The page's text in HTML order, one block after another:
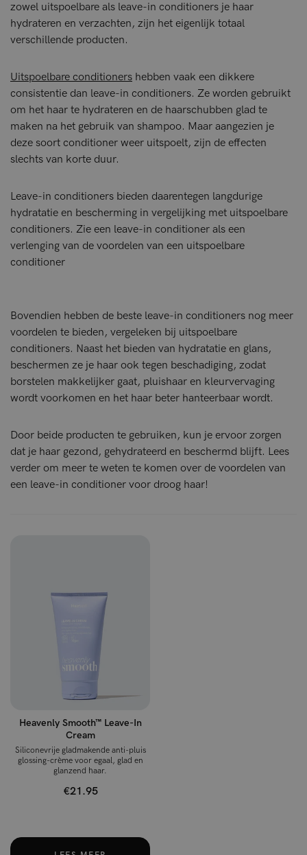
zowel uitspoelbare als leave-in conditioners je haar
hydrateren en verzachten, zijn het eigenlijk totaal
verschillende producten.
Uitspoelbare conditioners hebben vaak een dikkere
consistentie dan leave-in conditioners. Ze worden gebruikt
om het haar te hydrateren en de haarschubben glad te
maken na het gebruik van shampoo. Maar aangezien je
deze soort conditioner weer uitspoelt, zijn de effecten
slechts van korte duur.
Leave-in conditioners bieden daarentegen langdurige
hydratatie en bescherming in vergelijking met uitspoelbare
conditioners. Zie een leave-in conditioner als een
verlenging van de voordelen van een uitspoelbare
conditioner
Bovendien hebben de beste leave-in conditioners nog meer
voordelen te bieden, vergeleken bij uitspoelbare
conditioners. Naast het bieden van hydratatie en glans,
beschermen ze je haar ook tegen beschadiging, zodat
borstelen makkelijker gaat, pluishaar en kleurvervaging
wordt voorkomen en het haar beter hanteerbaar wordt.
Door beide producten te gebruiken, kun je ervoor zorgen
dat je haar gezond, gehydrateerd en beschermd blijft. Lees
verder om meer te weten te komen over de voordelen van
een leave-in conditioner voor droog haar!
Heavenly Smooth™ Leave-In
Cream
Siliconevrije gladmakende anti-pluis
glossing-crème voor egaal, glad en
glanzend haar.
€21.95